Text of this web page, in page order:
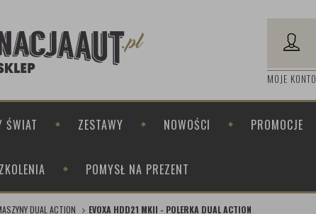
MOJE KONTO
ŚWIAT ZESTAWY NOWOŚCI PROMOCJE
POMYSŁ NA PREZENT
DUAL ACTION EVOXA HDD21 MKII - POLERKA DUAL ACTION